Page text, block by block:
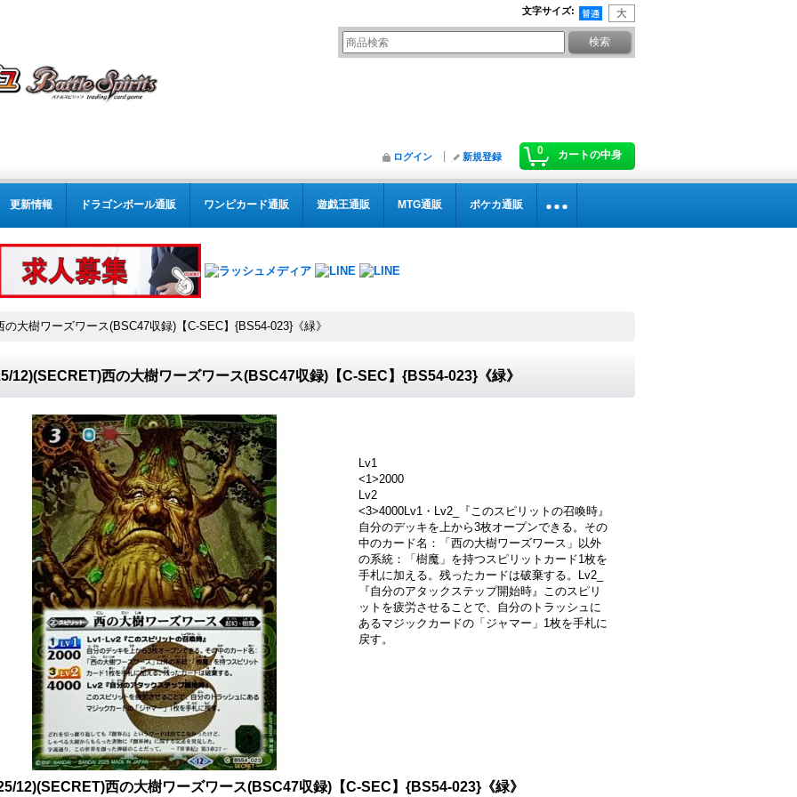
文字サイズ:
0 カートの中身
ログイン 新規登録
更新情報 ドラゴンボール通販 ワンピカード通販 遊戯王通販 MTG通販 ポケカ通販
大樹ワーズワース(BSC47収録)【C-SEC】{BS54-023}《緑》
12)(SECRET)西の大樹ワーズワース(BSC47収録)【C-SEC】{BS54-023}《緑》
Lv1
<1>2000
Lv2
<3>4000Lv1・Lv2_『このスピリットの召喚時』
自分のデッキを上から3枚オープンできる。その
中のカード名：「西の大樹ワーズワース」以外
の系統：「樹魔」を持つスピリットカード1枚を
手札に加える。残ったカードは破棄する。Lv2_
『自分のアタックステップ開始時』このスピリ
ットを疲労させることで、自分のトラッシュに
あるマジックカードの「ジャマー」1枚を手札に
戻す。
12)(SECRET)西の大樹ワーズワース(BSC47収録)【C-SEC】{BS54-023}《緑》